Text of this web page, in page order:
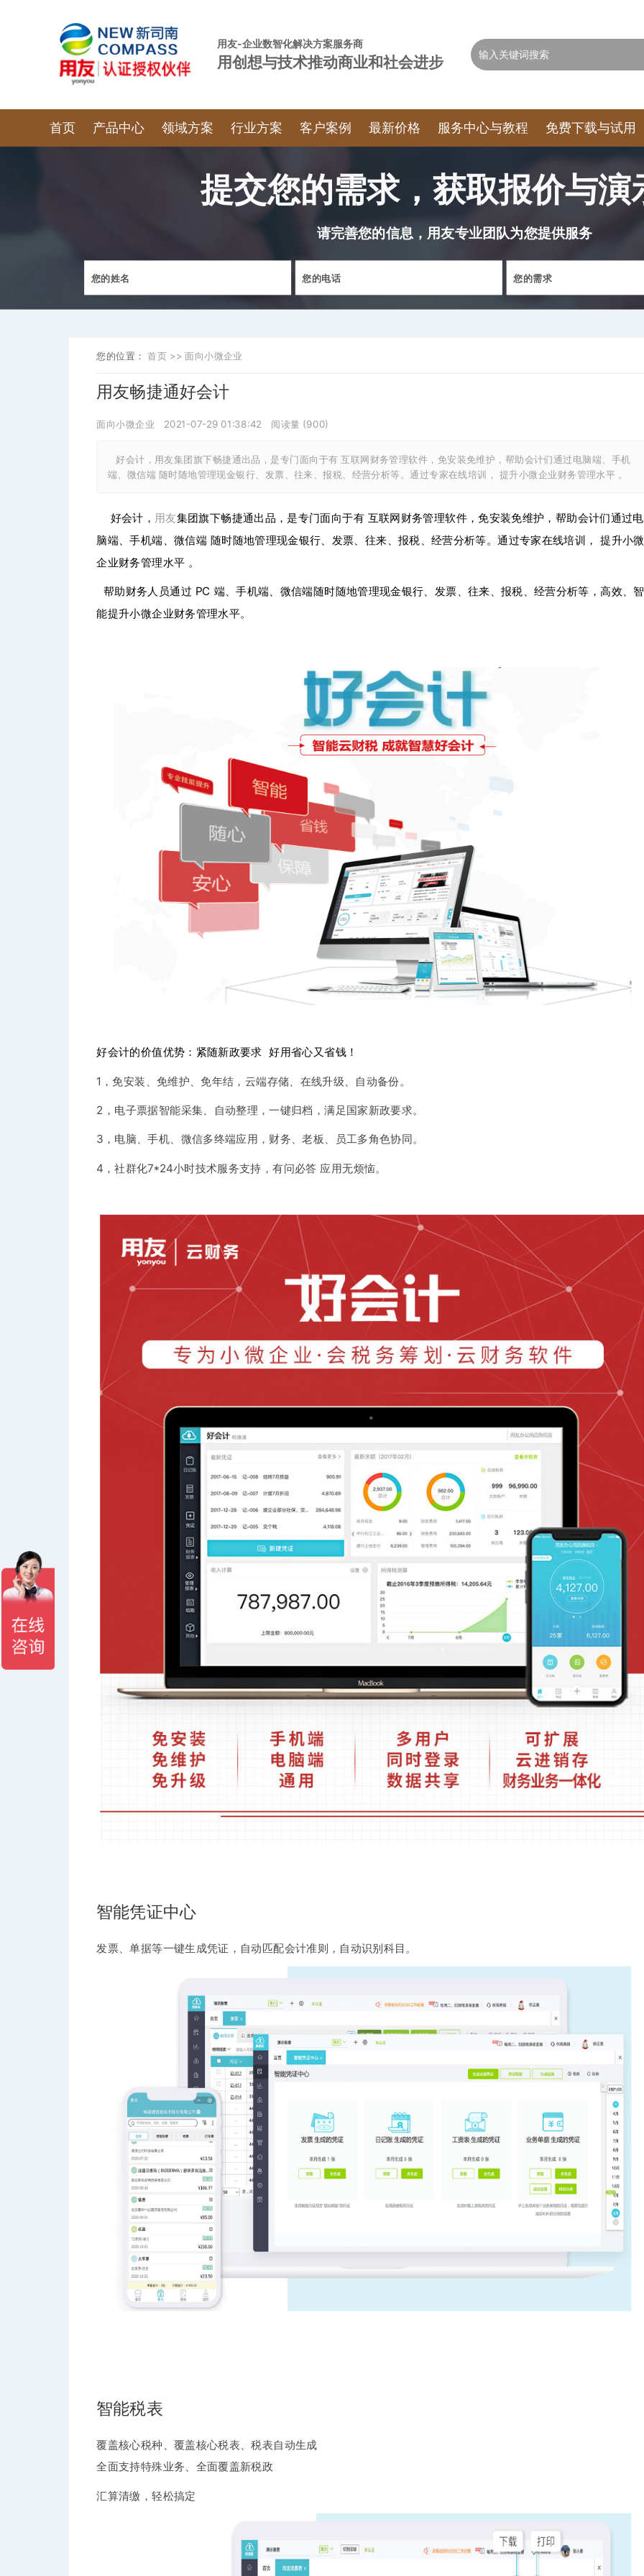
用友-企业数智化解决方案服务商
用创想与技术推动商业和社会进步
首页 产品中心 领域方案 行业方案 客户案例 最新价格 服务中心与教程 免费下载与试用
提交您的需求，获取报价与演
请完善您的信息，用友专业团队为您提供服务
您的位置：首页 >>面向小微企业
用友畅捷通好会计
面向小微企业 2021-07-29 01:38:42 阅读量 (900)
端、微信端 随时随地管理现金银行、发票、往来、报税、经营分析等。通过专家在线培训， 提升小微企业财务管理水平 。
好会计， 用友集团旗下畅捷通出品，是专门面向于有 互联网财务管理软件，免安装免维护，帮助会计们通过电
脑端、手机端、微信端 随时随地管理现金银行、发票、往来、报税、经营分析等。通过专家在线培训， 提升小微
企业财务管理水平 。
帮助财务人员通过 PC 端、手机端、微信端随时随地管理现金银行、发票、往来、报税、经营分析等，高效、智
能提升小微企业财务管理水平。
好会计的价值优势：紧随新政要求 好用省心又省钱！
1，免安装、免维护、免年结，云端存储、在线升级、自动备份。
2，电子票据智能采集、自动整理，一键归档，满足国家新政要求。
3，电脑、手机、微信多终端应用，财务、老板、员工多角色协同。
4，社群化7*24小时技术服务支持，有问必答 应用无烦恼。
智能凭证中心
发票、单据等一键生成凭证，自动匹配会计准则，自动识别科目。
智能税表
覆盖核心税种、覆盖核心税表、税表自动生成
全面支持特殊业务、全面覆盖新税政
汇算清缴，轻松搞定